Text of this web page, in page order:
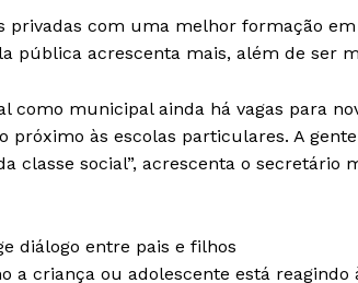
privadas com uma melhor formação
pública acrescenta mais, além de ser
como municipal ainda há vagas para
próximo às escolas particulares. A
classe social”, acrescenta o secretário
diálogo entre pais e filhos
a criança ou adolescente está